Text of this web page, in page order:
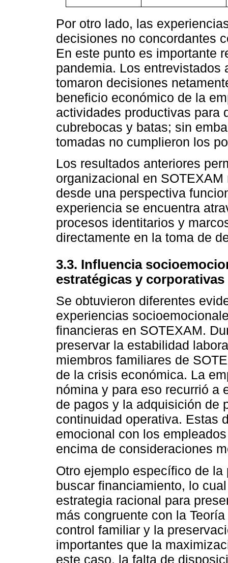
Por otro lado, las
decisiones no concordantes
En este punto es importante
pandemia. Los entrevistados
tomaron decisiones
beneficio económico de la
actividades productivas para
cubrebocas y batas; sin
tomadas no cumplieron los
Los resultados anteriores
organizacional en
desde una perspectiva
experiencia se encuentra
procesos identitarios y
directamente en la toma de
3.3. Influencia
estratégicas y corporativas
Se obtuvieron diferentes
experiencias
financieras en SOTEXAM.
preservar la estabilidad
miembros familiares de
de la crisis económica. La
nómina y para eso recurrió a
de pagos y la adquisición de
continuidad operativa. Estas
emocional con los
encima de consideraciones
Otro ejemplo específico de
buscar financiamiento, lo
estrategia racional para
más congruente con la
control familiar y la
importantes que la
este caso, la falta de